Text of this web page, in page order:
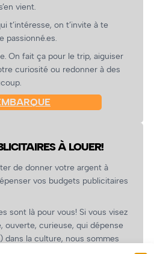
vient.
t’intéresse, on t’invite à te
passionné.es.
On fait ça pour le trip, aiguiser
curiosité ou redonner à des
À LOUER!
de donner votre argent à
vos budgets publicitaires
sont là pour vous! Si vous visez
ouverte, curieuse, qui dépense
dans la culture, nous sommes